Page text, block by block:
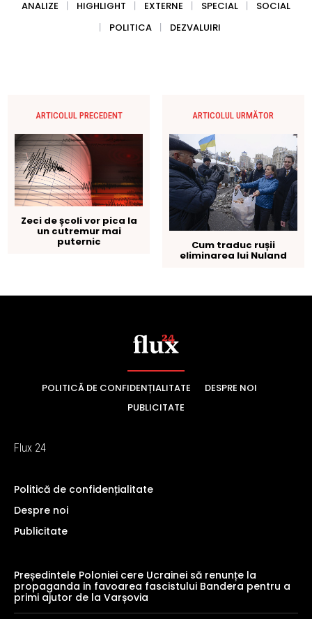
POLITICĂ DE CONFIDENȚIALITATE
DESPRE NOI
PUBLICITATE
Flux 24
Politică de confidențialitate
Despre noi
Publicitate
Președintele Poloniei cere Ucrainei să renunțe la
propaganda in favoarea fascistului Bandera pentru a
primi ajutor de la Varșovia